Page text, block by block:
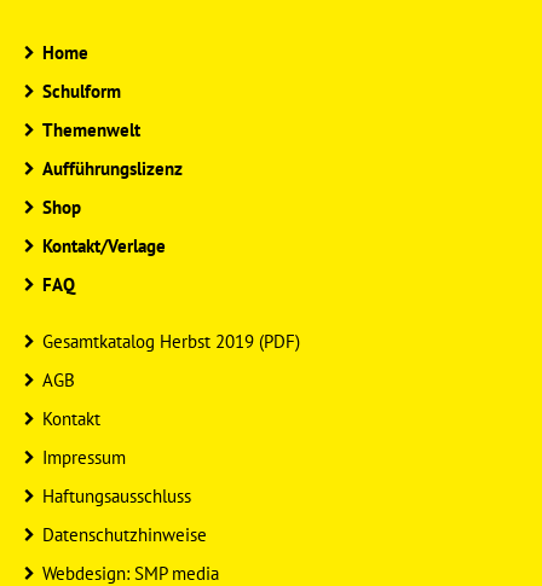
Home
Schulform
Themenwelt
Aufführungslizenz
Shop
Kontakt/Verlage
FAQ
Gesamtkatalog Herbst 2019 (PDF)
AGB
Kontakt
Impressum
Haftungsausschluss
Datenschutzhinweise
Webdesign: SMP media